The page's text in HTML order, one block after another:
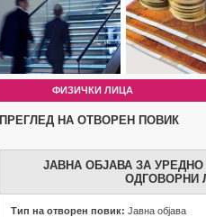
ФИЗИЧКИ ЛИЦА
ПРЕГЛЕД НА ОТВОРЕН ПОВИК
ЈАВНА ОБЈАВА ЗА
ОДГОВОРНИ
Тип на отворен повик: Јавна објава